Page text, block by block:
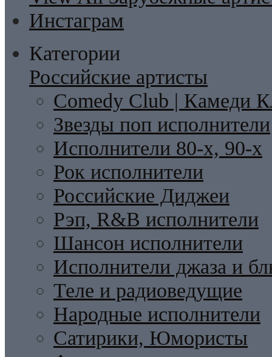
Инстаграм
Категории
Российские артисты
Comedy Club | Камеди
Звезды поп исполнители
Исполнители 80-х, 90-х
Рок исполнители
Российские Диджеи
Рэп, R&B исполнители
Шансон исполнители
Исполнители джаза и
Теле и радиоведущие
Народные исполнители
Сатирики, Юмористы